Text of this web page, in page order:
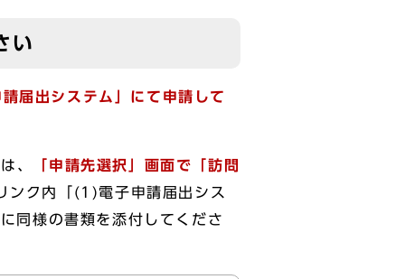
い
届出システム」にて申請して
は、
「申請先選択」画面で「訪問
ンク内「(1)電子申請届出シス
同様の書類を添付してくださ